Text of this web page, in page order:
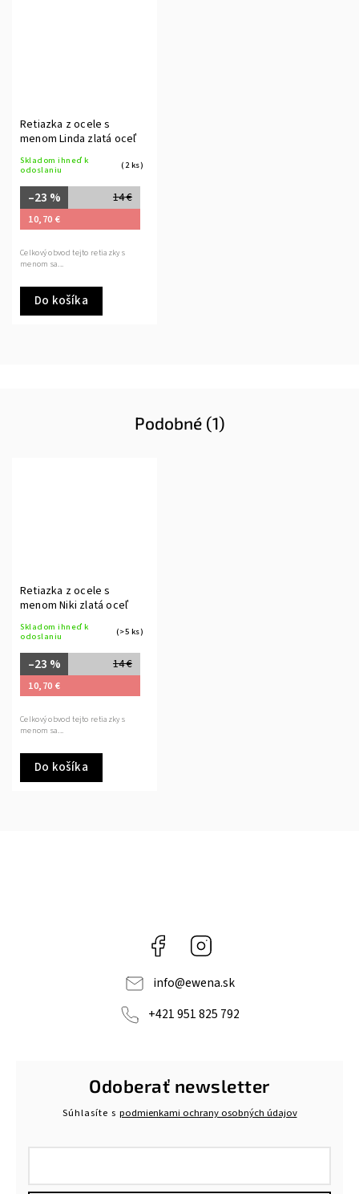
Retiazka z ocele s
menom Linda zlatá oceľ
Skladom ihneď k
odoslaniu
(2 ks)
14 €
–23 %
10,70 €
Do košíka
Celkový obvod tejto retiazky s
menom sa...
Podobné (1)
Retiazka z ocele s
menom Niki zlatá oceľ
Skladom ihneď k
odoslaniu
(>5 ks)
14 €
–23 %
10,70 €
Do košíka
Celkový obvod tejto retiazky s
menom sa...
Facebook
info@ewena.sk
+421 951 825 792
Odoberať newsletter
Súhlasíte s podmienkami ochrany osobných údajov